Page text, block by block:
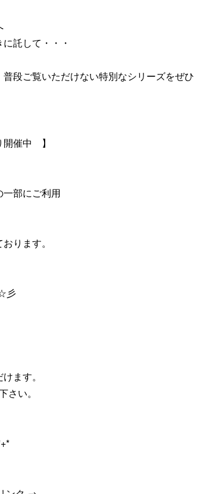
託して・・・
段ご覧いただけない特別なシリーズをぜひ
催中 】
一部にご利用
ります。
彡
ます。
い。